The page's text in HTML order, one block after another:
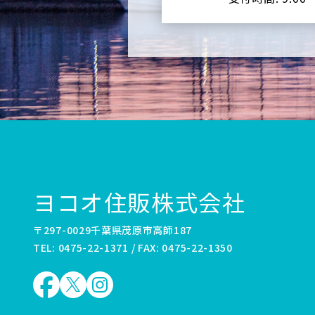
ヨコオ住販株式会社
〒297-0029千葉県茂原市高師187
TEL: 0475-22-1371 / FAX: 0475-22-1350